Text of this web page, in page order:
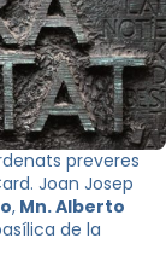
preveres
Joan Josep
, Mn. Alberto
de la